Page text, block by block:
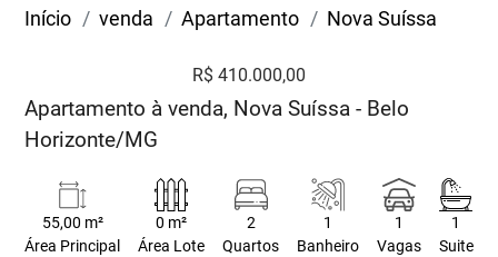
Início venda Apartamento Nova Suíssa
R$ 410.000,00
Apartamento à venda, Nova Suíssa - Belo
Horizonte/MG
55,00 m²
Área Principal
0 m²
Área Lote
2
Quartos
1
Banheiro
1
Vagas
1
Suite